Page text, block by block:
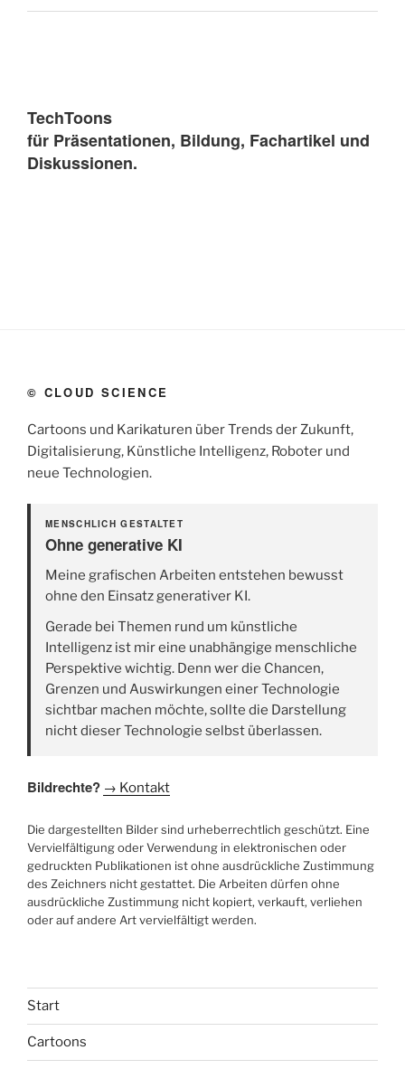
TechToons
für Präsentationen, Bildung, Fachartikel und
Diskussionen.
© CLOUD SCIENCE
Cartoons und Karikaturen über Trends der Zukunft,
Digitalisierung, Künstliche Intelligenz, Roboter und
neue Technologien.
MENSCHLICH GESTALTET
Ohne generative KI
Meine grafischen Arbeiten entstehen bewusst
ohne den Einsatz generativer KI.
Gerade bei Themen rund um künstliche
Intelligenz ist mir eine unabhängige menschliche
Perspektive wichtig. Denn wer die Chancen,
Grenzen und Auswirkungen einer Technologie
sichtbar machen möchte, sollte die Darstellung
nicht dieser Technologie selbst überlassen.
Bildrechte? → Kontakt
Die dargestellten Bilder sind urheberrechtlich geschützt. Eine
Vervielfältigung oder Verwendung in elektronischen oder
gedruckten Publikationen ist ohne ausdrückliche Zustimmung
des Zeichners nicht gestattet. Die Arbeiten dürfen ohne
ausdrückliche Zustimmung nicht kopiert, verkauft, verliehen
oder auf andere Art vervielfältigt werden.
Start
Cartoons